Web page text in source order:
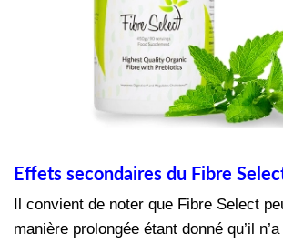
Effets secondaires du Fibre
Il convient de noter que Fibre Select
manière prolongée étant donné qu’il